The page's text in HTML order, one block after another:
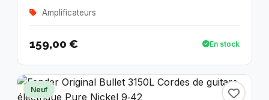
Amplificateurs
159,00 € En stock
Neuf